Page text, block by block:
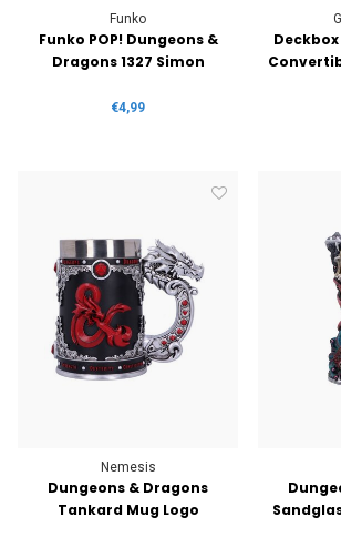
Funko
Funko POP! Dungeons &
Dragons 1327 Simon
€4,99
Nemesis
Dungeons & Dragons
Tankard Mug Logo